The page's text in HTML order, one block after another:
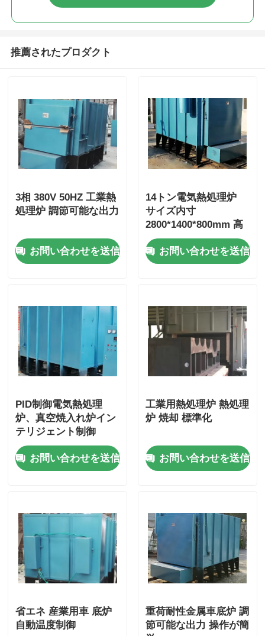
ニュース
引用を要求しなさい
真空の誘導の溶ける炉
アルミニウム融解炉
バキュームシンターストーブ
プラズマアーク炉
車の最下の炉
高温炉
工業用温水ボイラー
燃費のボイラー
生物量の蒸気ボイラ
産業用実験室のオーブン
真空の乾燥オーブン
CCM 鋳造機
推薦されたプロダクト
3相 380V 50HZ 工業熱
処理炉 調節可能な出力
お問い合わせを送信
14トン電気熱処理炉
サイズ内寸
2800*1400*800mm 高
効率
お問い合わせを送信
PID制御電気熱処理
炉、真空焼入れ炉イン
テリジェント制御
お問い合わせを送信
工業用熱処理炉 熱処理
炉 焼却 標準化
お問い合わせを送信
省エネ 産業用車 底炉
自動温度制御
重荷耐性金属車底炉 調
節可能な出力 操作が簡